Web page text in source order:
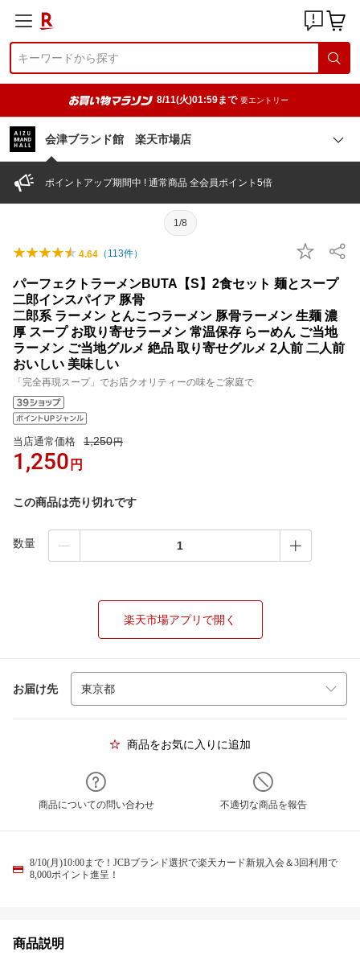
8/11(火)01:59まで 要エントリー
会津ブランド館 楽天市場店
ポイントアップ期間中 ! 通常商品 全会員ポイント5倍
1/8
4.64 （ 113件）
パーフェクトラーメンBUTA【S】2食セット 麺とスープ
二郎インスパイア 豚骨
二郎系 ラーメン とんこつラーメン 豚骨ラーメン 生麺 濃
厚 スープ お取り寄せラーメン 常温保存 らーめん ご当地
ラーメン ご当地グルメ 絶品 取り寄せグルメ 2人前 二人前
おいしい 美味しい
「完全再現スープ」でお店クオリティーの味をご家庭で
当店通常価格 1,250円
1,250 円
この商品は売り切れです
数量
楽天市場アプリで開く
お届け先
商品をお気に入りに追加
商品についての問い合わせ 不適切な商品を報告
8/10(月)10:00まで！JCBブランド選択で楽天カード新規入会＆3回利用で
8,000ポイント進呈！
商品説明